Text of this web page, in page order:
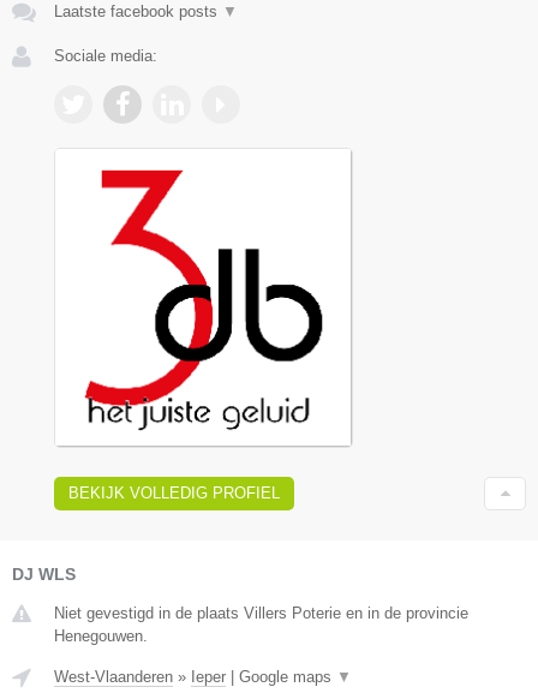
Laatste facebook posts ▼
Sociale media:
BEKIJK VOLLEDIG PROFIEL
DJ WLS
Niet gevestigd in de plaats Villers Poterie en in de provincie
Henegouwen.
West-Vlaanderen » Ieper Google maps ▼